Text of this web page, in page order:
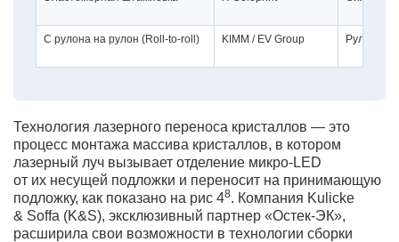
С рулона на рулон (Roll-to-roll) KIMM / EV Group
Технология лазерного переноса кристаллов — это
процесс монтажа массива кристаллов, в котором
лазерный луч вызывает отделение микро-LED
от их несущей подложки и переносит на принимающую
подложку, как показано на рис 48. Компания Kulicke
& Soffa (K&S), эксклюзивный партнер «Остек-ЭК»,
расширила свои возможности в технологии сборки